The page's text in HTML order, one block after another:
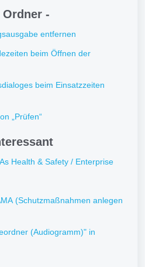
-
entfernen
beim Öffnen der
beim Einsatzzeiten
„Prüfen“
Health & Safety / Enterprise
(Schutzmaßnahmen anlegen
(Audiogramm)" in